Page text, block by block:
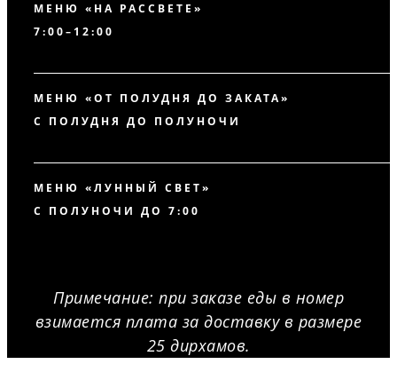
МЕНЮ «НА РАССВЕТЕ»
7:00–12:00
МЕНЮ «ОТ ПОЛУДНЯ ДО ЗАКАТА»
С ПОЛУДНЯ ДО ПОЛУНОЧИ
МЕНЮ «ЛУННЫЙ СВЕТ»
С ПОЛУНОЧИ ДО 7:00
Примечание: при заказе еды в номер
взимается плата за доставку в размере
25 дирхамов.